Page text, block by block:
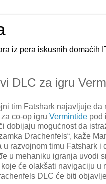
iz pera iskusnih domaćih
DLC za igru
tim Fatshark najavljuje da
za co-op igru Vermintide pod
dobijaju mogućnost da
Drachenfels“, kaže
u razvojnom timu Fatshark i
u mehaniku igranja uvodi
će olakšati navigaciju u
DLC će biti